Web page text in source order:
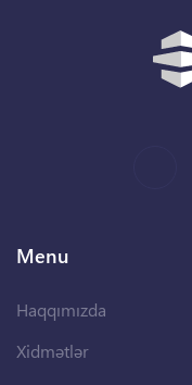
Menu
Haqqımızda
Xidmətlər